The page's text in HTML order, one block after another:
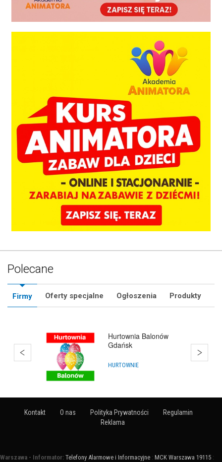
Polecane
Firmy Oferty specjalne Ogłoszenia Produkty
Kurs Animatora
SZKOLENIA I KURSY
Kontakt O nas Polityka Prywatności
Regulamin
Reklama
Warszawa - Informator: Telefony Alarmowe i Informacyjne : MCK Warszawa 19115 :